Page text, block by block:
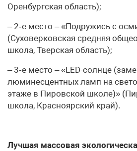
Оренбургская область);
– 2‑е место – «Подружись с
(Суховерковская средняя
школа, Тверская область);
– 3‑е место – «LED-солнце
люминесцентных ламп на
этаже в Пировской школе)»
школа, Красноярский край).
Лучшая массовая